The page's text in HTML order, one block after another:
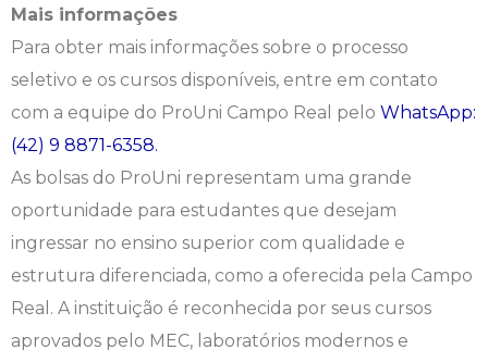
Mais informações
Para obter mais informações sobre o processo
seletivo e os cursos disponíveis, entre em contato
com a equipe do ProUni Campo Real pelo WhatsApp:
(42) 9 8871-6358.
As bolsas do ProUni representam uma grande
oportunidade para estudantes que desejam
ingressar no ensino superior com qualidade e
estrutura diferenciada, como a oferecida pela Campo
Real. A instituição é reconhecida por seus cursos
aprovados pelo MEC, laboratórios modernos e